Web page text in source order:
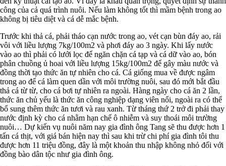
công của cả quá trình nuôi. Nếu làm không tốt thì mầm bệnh trong ao
không bị tiêu diệt và cá dễ mắc bệnh.
Trước khi thả cá, phải tháo cạn nước trong ao, vét cạn bùn đáy ao, rải
vôi với liều lượng 7kg/100m2 và phơi đáy ao 3 ngày. Khi lấy nước
vào ao thì phải có lưới lọc để ngăn chặn cá tạp và cá dữ vào ao, bón
phân chuồng ủ hoai với liều lượng 15kg/100m2 để gây màu nước và
đồng thời tạo thức ăn tự nhiên cho cá. Cá giống mua về được ngâm
trong ao để cá làm quen dần với môi trường nuôi, sau đó mới bắt đầu
thả cá từ từ, cho cá bơi tự nhiên ra ngoài. Hàng ngày cho cá ăn 2 lần,
thức ăn chủ yếu là thức ăn công nghiệp dạng viên nổi, ngoài ra có thể
bổ sung thêm thức ăn tươi và rau xanh. Từ tháng thứ 2 trở đi phải thay
nước định kỳ cho cá nhằm hạn chế ô nhiễm và suy thoái môi trường
nuôi… Dự kiến vụ nuôi năm nay gia đình ông Tang sẽ thu được hơn 1
tấn cá thịt, với giá bán hiện nay thì sau khi trừ chi phí gia đình tôi thu
được hơn 11 triệu đồng, đây là một khoản thu nhập không nhỏ đối với
đồng bào dân tộc như gia đình ông.